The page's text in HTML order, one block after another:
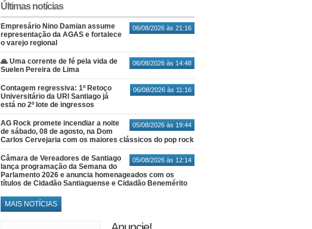
Últimas notícias
06/08/2026 às 21:16
Empresário Nino Damian assume
representação da AGAS e fortalece
o varejo regional
06/08/2026 às 14:48
🙏 Uma corrente de fé pela vida de
Suelen Pereira de Lima
06/08/2026 às 11:16
Contagem regressiva: 1º Retoço
Universitário da URI Santiago já
está no 2º lote de ingressos
05/08/2026 às 19:44
AG Rock promete incendiar a noite
de sábado, 08 de agosto, na Dom
Carlos Cervejaria com os maiores clássicos do pop rock
05/08/2026 às 12:14
Câmara de Vereadores de Santiago
lança programação da Semana do
Parlamento 2026 e anuncia homenageados com os
títulos de Cidadão Santiaguense e Cidadão Benemérito
MAIS NOTÍCIAS